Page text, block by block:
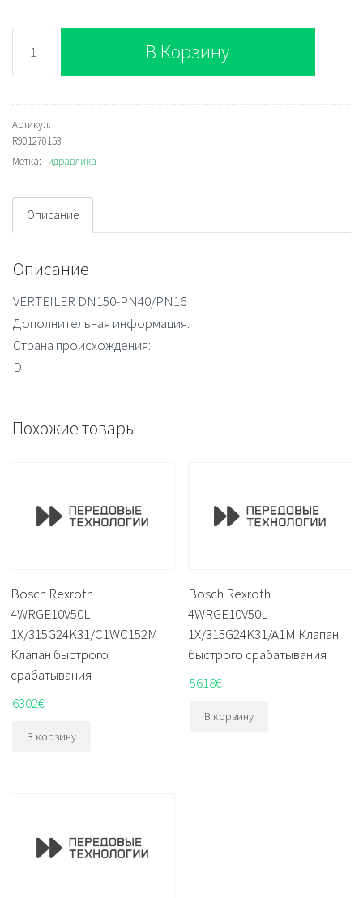
Bosch
Rexroth
R901270153
В Корзину
Артикул:
R901270153
Метка: Гидравлика
Описание
Описание
VERTEILER DN150-PN40/PN16
Дополнительная информация:
Страна происхождения:
D
Похожие товары
Bosch Rexroth
4WRGE10V50L-
1X/315G24K31/C1WC152M
Клапан быстрого
срабатывания
6302€
В корзину
Bosch Rexroth
4WRGE10V50L-
1X/315G24K31/A1M Клапан
быстрого срабатывания
5618€
В корзину